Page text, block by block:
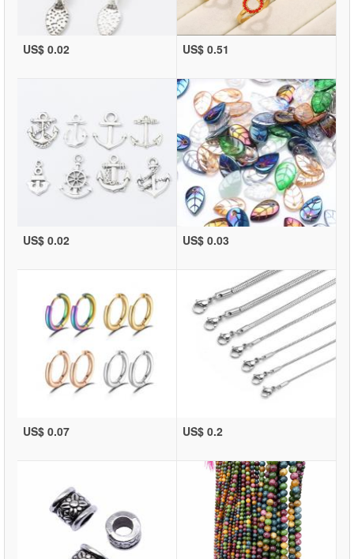
US$ 0.02 US$ 0.51
US$ 0.02 US$ 0.03
US$ 0.07 US$ 0.2